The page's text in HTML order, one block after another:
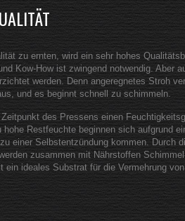
zu ernten, wird ein sehr hohes
Kow-How ist zwingend notwendig. Aber
werden. Denn angeregnetes Stroh
und es beginnt schnell zu schimmeln.
des Pressens einen
hohe Restfeuchte beginnen sich aufgrund
einer Selbstentzündung kommen. Durch
zusammen mit Nährstoffen
ein ideales Substrat für die Vermehrung